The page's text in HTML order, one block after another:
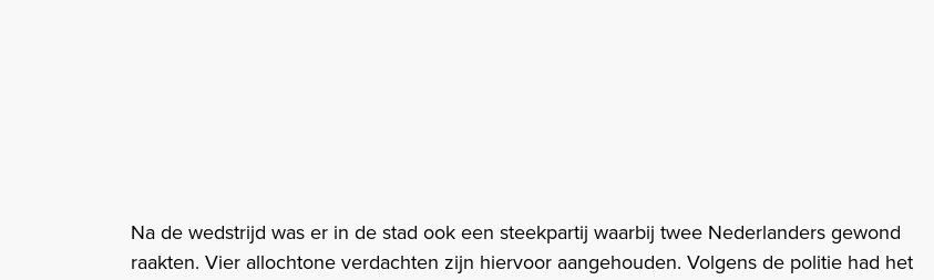
Na de wedstrijd was er in de stad ook een steekpartij waarbij twee Nederlanders gewond
raakten. Vier allochtone verdachten zijn hiervoor aangehouden. Volgens de politie had het